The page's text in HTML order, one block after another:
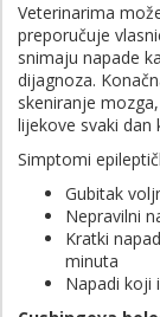
Veterinarima
preporučuje
snimaju napade
dijagnoza.
skeniranje
lijekove svaki dan
Simptomi
Gubitak
Nepravilni
Kratki
minuta
Napadi koji